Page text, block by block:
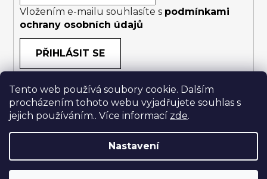
Tento web používá soubory cookie. Dalším
procházením tohoto webu vyjadřujete souhlas s
jejich používáním.. Více informací zde.
Nastavení
Vložením e-mailu souhlasíte s podmínkami
ochrany osobních údajů
PŘIHLÁSIT SE
Vytvořil Shoptet|Anque Media